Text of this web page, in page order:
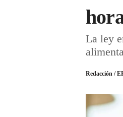
La ley
Redacción /